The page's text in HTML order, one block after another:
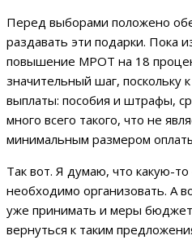
Перед выборами положено
раздавать эти подарки. Пока
повышение МРОТ на 18
значительный шаг,
выплаты: пособия и штрафы,
много всего такого, что не
минимальным размером
Так вот. Я думаю, что какую-
необходимо организовать. А
уже принимать и меры
вернуться к таким